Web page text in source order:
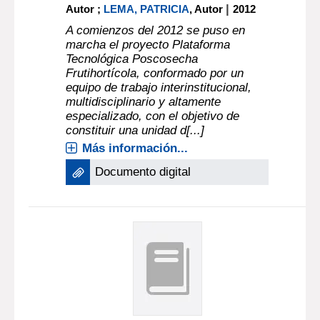
Autor ; LEMA, PATRICIA, Autor |2012
A comienzos del 2012 se puso en
marcha el proyecto Plataforma
Tecnológica Poscosecha
Frutihortícola, conformado por un
equipo de trabajo interinstitucional,
multidisciplinario y altamente
especializado, con el objetivo de
constituir una unidad d[...]
Más información...
Documento digital